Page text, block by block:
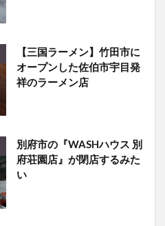
【三国ラーメン】竹田市に
オープンした佐伯市宇目発
祥のラーメン店
別府市の『WASHハウス 別
府荘園店』が閉店するみた
い